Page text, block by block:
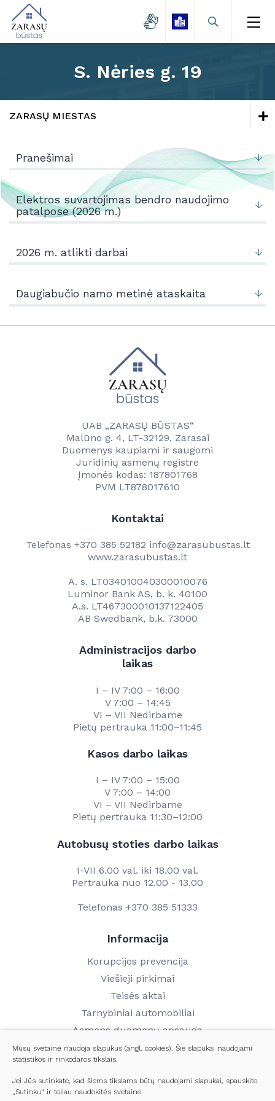
Naujienos
Zarasų miestas
Mokamų paslaugų kainos
Projektai
Kontaktai
Vandentvarkos skyrius
Savitarna
Kainos
Kontaktai
Transporto ir komunalinio ūkio skyrius
Paslaugos
Naudinga informacija
Kontaktai
Darbuotojams
Kontaktai
S. Nėries g. 19
ZARASŲ MIESTAS
Kaimo gyvenvietės
Lėšų kaupimas
Kontaktai
Pranešimai
Elektros suvartojimas bendro naudojimo
patalpose (2026 m.)
2026 m. atlikti darbai
Daugiabučio namo metinė ataskaita
UAB „ZARASŲ BŪSTAS“
Malūno g. 4, LT-32129, Zarasai
Duomenys kaupiami ir saugomi
Juridinių asmenų registre
Įmonės kodas: 187801768
PVM LT878017610
Kontaktai
Telefonas +370 385 52182 info@zarasubustas.lt
www.zarasubustas.lt
A. s. LT034010040300010076
Luminor Bank AS, b. k. 40100
A.s. LT467300010137122405
AB Swedbank, b.k. 73000
Administracijos darbo
laikas
I – IV 7:00 – 16:00
V 7:00 – 14:45
VI – VII Nedirbame
Pietų pertrauka 11:00–11:45
Kasos darbo laikas
I – IV 7:00 – 15:00
V 7:00 – 14:00
VI – VII Nedirbame
Pietų pertrauka 11:30–12:00
Autobusų stoties darbo laikas
I-VII 6.00 val. iki 18.00 val.
Pertrauka nuo 12.00 - 13.00
Telefonas +370 385 51333
Informacija
Korupcijos prevencija
Viešieji pirkimai
Teisės aktai
Tarnybiniai automobiliai
Asmens duomenų apsauga
Finansinių ataskaitų rinkiniai
Darbo užmokestis
Kontaktai
Mūsų svetainė naudoja slapukus (angl. cookies). Šie slapukai naudojami
statistikos ir rinkodaros tikslais.
Jei Jūs sutinkate, kad šiems tikslams būtų naudojami slapukai, spauskite
„Sutinku“ ir toliau naudokitės svetaine.